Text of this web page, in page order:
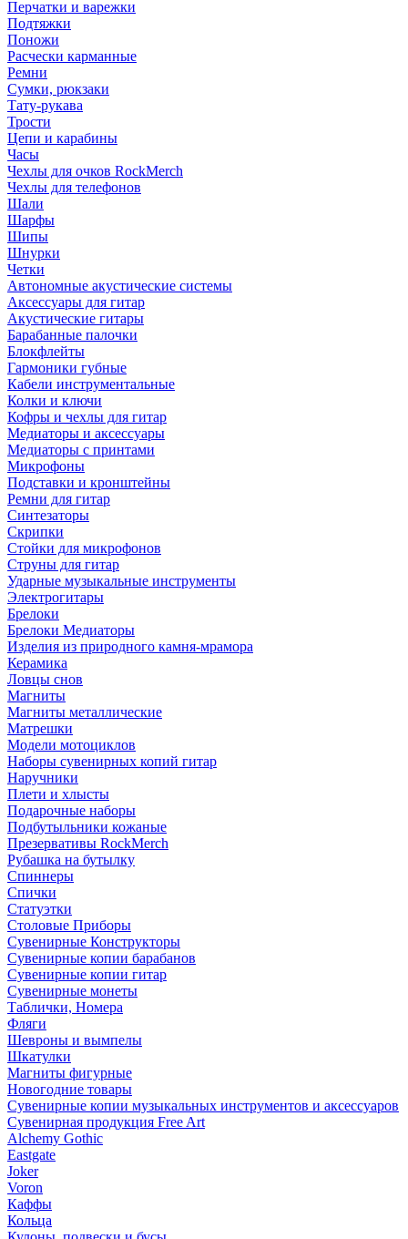
Перчатки и варежки
Подтяжки
Поножи
Расчески карманные
Ремни
Сумки, рюкзаки
Тату-рукава
Трости
Цепи и карабины
Часы
Чехлы для очков RockMerch
Чехлы для телефонов
Шали
Шарфы
Шипы
Шнурки
Четки
Автономные акустические системы
Аксессуары для гитар
Акустические гитары
Барабанные палочки
Блокфлейты
Гармоники губные
Кабели инструментальные
Колки и ключи
Кофры и чехлы для гитар
Медиаторы и аксессуары
Медиаторы с принтами
Микрофоны
Подставки и кронштейны
Ремни для гитар
Синтезаторы
Скрипки
Стойки для микрофонов
Струны для гитар
Ударные музыкальные инструменты
Электрогитары
Брелоки
Брелоки Медиаторы
Изделия из природного камня-мрамора
Керамика
Ловцы снов
Магниты
Магниты металлические
Матрешки
Модели мотоциклов
Наборы сувенирных копий гитар
Наручники
Плети и хлысты
Подарочные наборы
Подбутыльники кожаные
Презервативы RockMerch
Рубашка на бутылку
Спиннеры
Спички
Статуэтки
Столовые Приборы
Сувенирные Конструкторы
Сувенирные копии барабанов
Сувенирные копии гитар
Сувенирные монеты
Таблички, Номера
Фляги
Шевроны и вымпелы
Шкатулки
Магниты фигурные
Новогодние товары
Сувенирные копии музыкальных инструментов и аксессуаров
Сувенирная продукция Free Art
Alchemy Gothic
Eastgate
Joker
Voron
Каффы
Кольца